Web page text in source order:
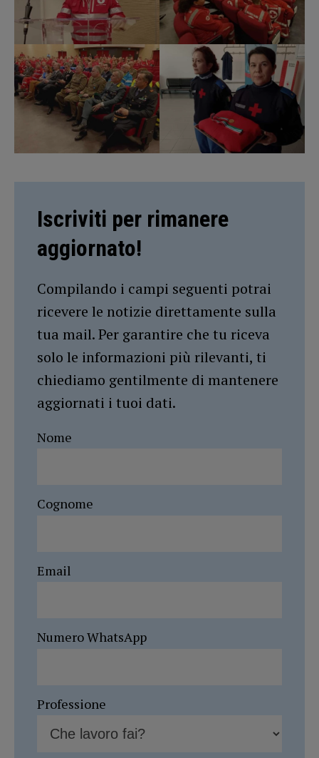
Iscriviti per rimanere
aggiornato!
Compilando i campi seguenti potrai
ricevere le notizie direttamente sulla
tua mail. Per garantire che tu riceva
solo le informazioni più rilevanti, ti
chiediamo gentilmente di mantenere
aggiornati i tuoi dati.
Nome
Cognome
Email
Numero WhatsApp
Professione